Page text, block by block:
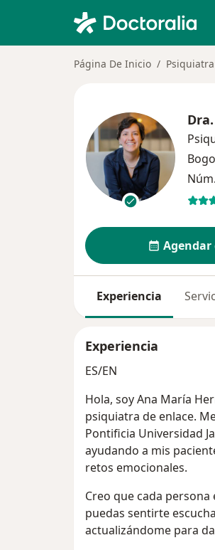
Página De Inicio Psiquiatra
Dra.
Agendar
Experiencia
Experiencia
ES/EN
Hola, soy Ana María
psiquiatra de enlace.
Pontificia Universidad
ayudando a mis
retos emocionales.
Creo que cada
puedas sentirte
actualizándome para